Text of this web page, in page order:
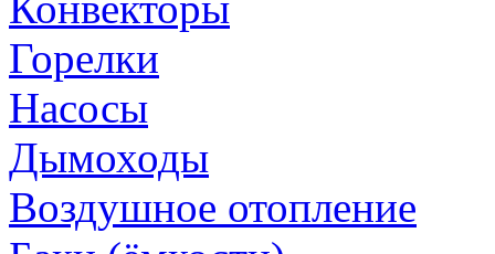
Горелки
Насосы
Дымоходы
Воздушное отопление